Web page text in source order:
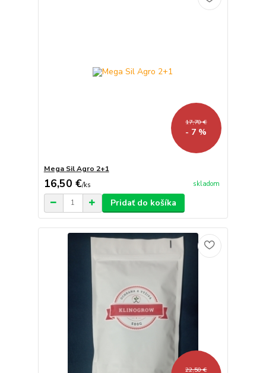
17,70 €
- 7 %
Mega Sil Agro 2+1
16,50 €/ks skladom
Pridať do košíka
22,50 €